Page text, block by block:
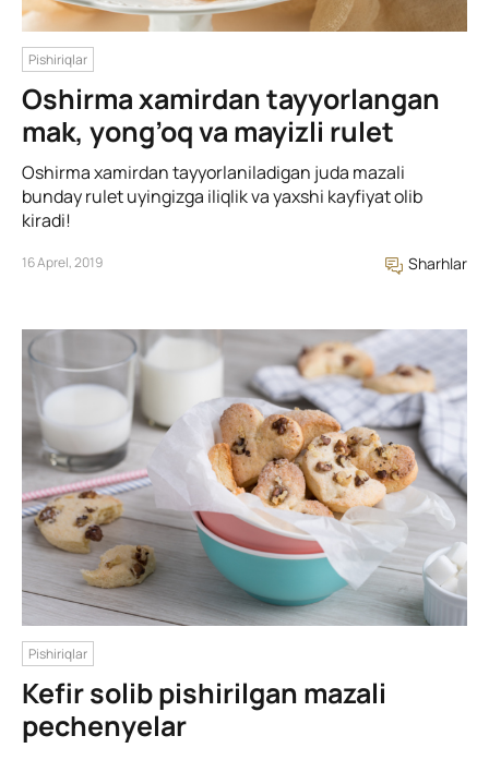
Pishiriqlar
Oshirma xamirdan tayyorlangan
mak, yong’oq va mayizli rulet
Oshirma xamirdan tayyorlaniladigan juda mazali
bunday rulet uyingizga iliqlik va yaxshi kayfiyat olib
kiradi!
16 Aprel, 2019 Sharhlar
Pishiriqlar
Kefir solib pishirilgan mazali
pechenyelar